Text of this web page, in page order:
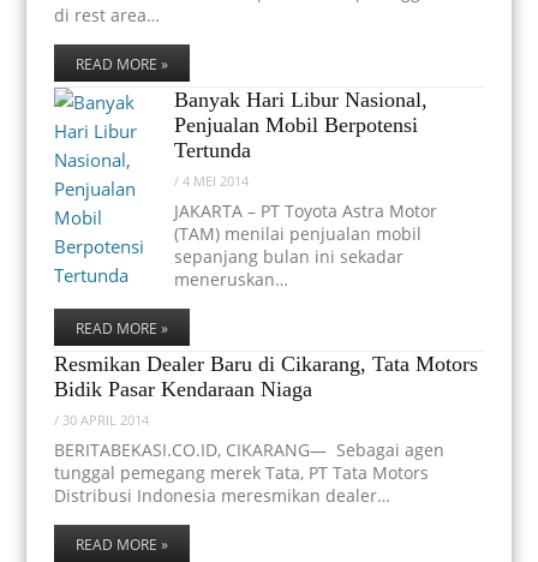
di rest area…
READ MORE »
Banyak Hari Libur Nasional,
Penjualan Mobil Berpotensi
Tertunda
/4 MEI 2014
JAKARTA – PT Toyota Astra Motor
(TAM) menilai penjualan mobil
sepanjang bulan ini sekadar
meneruskan…
READ MORE »
Resmikan Dealer Baru di Cikarang, Tata Motors
Bidik Pasar Kendaraan Niaga
/ 30 APRIL 2014
BERITABEKASI.CO.ID, CIKARANG— Sebagai agen
tunggal pemegang merek Tata, PT Tata Motors
Distribusi Indonesia meresmikan dealer…
READ MORE »